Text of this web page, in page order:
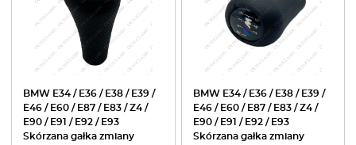
BMW E34 / E36 / E38 / E39 /
E46 / E60 / E87 / E83 / Z4 /
E90 / E91 / E92 / E93
Skórzana gałka zmiany
BMW E34 / E36 / E38 / E39 /
E46 / E60 / E87 / E83 / Z4 /
E90 / E91 / E92 / E93
Skórzana gałka zmiany